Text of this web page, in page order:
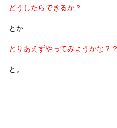
どうしたらできるか？
とか
とりあえずやってみようかな？？
と。